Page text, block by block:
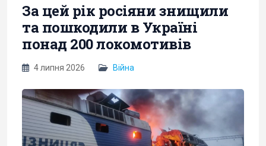
За цей рік росіяни знищили
та пошкодили в Україні
понад 200 локомотивів
4 липня 2026 Війна